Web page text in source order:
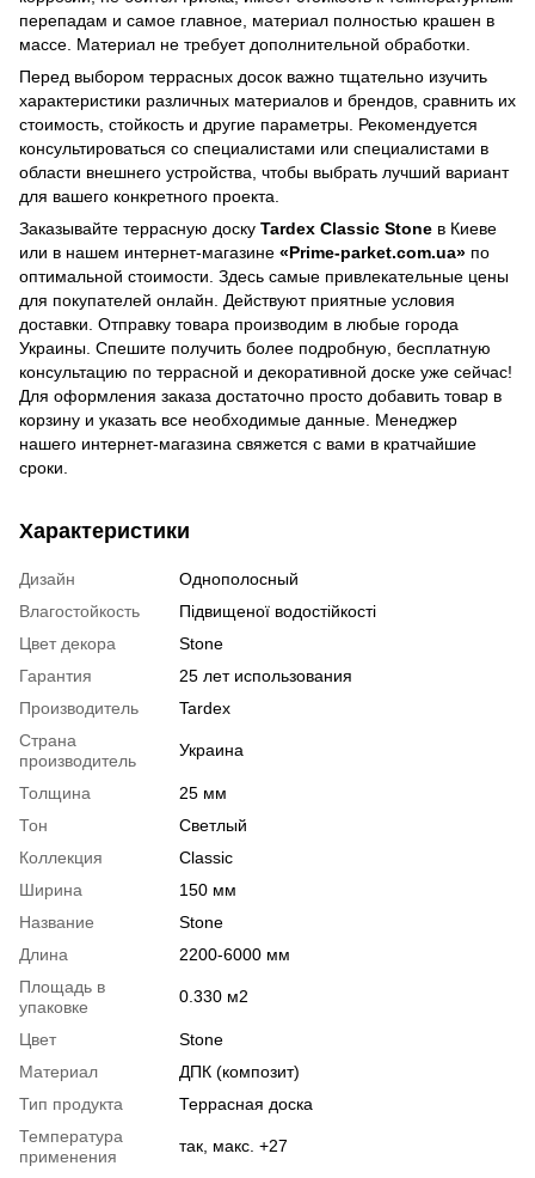
перепадам и самое главное, материал полностью крашен в
массе. Материал не требует дополнительной обработки.
Перед выбором террасных досок важно тщательно изучить
характеристики различных материалов и брендов, сравнить их
стоимость, стойкость и другие параметры. Рекомендуется
консультироваться со специалистами или специалистами в
области внешнего устройства, чтобы выбрать лучший вариант
для вашего конкретного проекта.
Заказывайте террасную доску Tardex Classic Stone в Киеве
или в нашем интернет-магазине «Prime-parket.com.ua» по
оптимальной стоимости. Здесь самые привлекательные цены
для покупателей онлайн. Действуют приятные условия
доставки. Отправку товара производим в любые города
Украины. Спешите получить более подробную, бесплатную
консультацию по террасной и декоративной доске уже сейчас!
Для оформления заказа достаточно просто добавить товар в
корзину и указать все необходимые данные. Менеджер
нашего интернет-магазина свяжется с вами в кратчайшие
сроки.
Характеристики
Дизайн
Однополосный
Влагостойкость
Підвищеної водостійкості
Цвет декора
Stone
Гарантия
25 лет использования
Производитель
Tardex
Страна
производитель
Украина
Толщина
25 мм
Тон
Светлый
Коллекция
Classic
Ширина
150 мм
Название
Stone
Длина
2200-6000 мм
Площадь в
упаковке
0.330 м2
Цвет
Stone
Материал
ДПК (композит)
Тип продукта
Террасная доска
Температура
применения
так, макс. +27